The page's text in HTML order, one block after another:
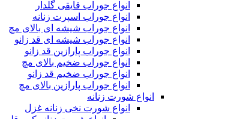
انواع جوراب قایقی گلدار
انواع جوراب اسپرت زنانه
انواع جوراب شیشه ای بالای مچ
انواع جوراب شیشه ای قد زانو
انواع جوراب پارازین قد زانو
انواع جوراب ضخیم بالای مچ
انواع جوراب ضخیم قد زانو
انواع جوراب پارازین بالای مچ
انواع شورت زنانه
انواع شورت نخی زنانه غزل